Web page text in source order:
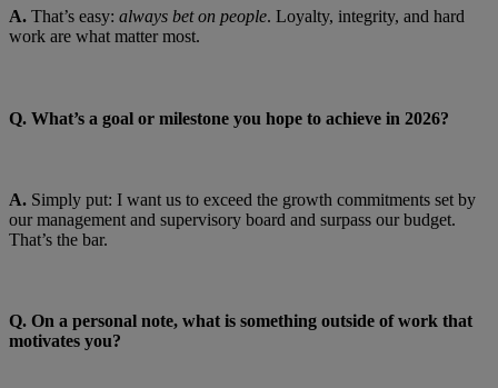
A. That’s easy: always bet on people. Loyalty, integrity, and hard
work are what matter most.
Q. What’s a goal or milestone you hope to achieve in 2026?
A. Simply put: I want us to exceed the growth commitments set by
our management and supervisory board and surpass our budget.
That’s the bar.
Q. On a personal note, what is something outside of work that
motivates you?